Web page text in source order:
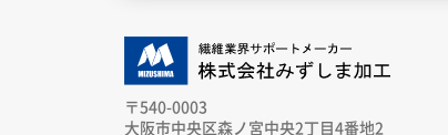
〒540-0003
大阪市中央区森ノ宮中央2丁目4番地2